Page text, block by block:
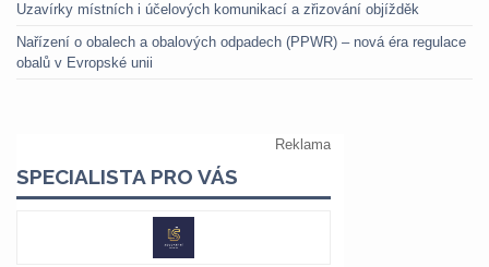
Uzavírky místních i účelových komunikací a zřizování objížděk
Nařízení o obalech a obalových odpadech (PPWR) – nová éra regulace
obalů v Evropské unii